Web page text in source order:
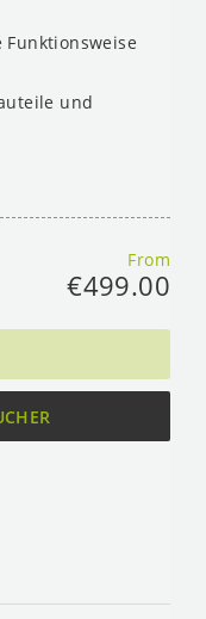
und
From
€499.00